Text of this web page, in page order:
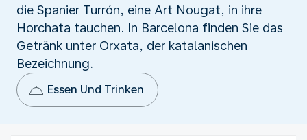
die Spanier Turrón, eine Art Nougat, in ihre
Horchata tauchen. In Barcelona finden Sie das
Getränk unter Orxata, der katalanischen
Bezeichnung.
Essen Und Trinken